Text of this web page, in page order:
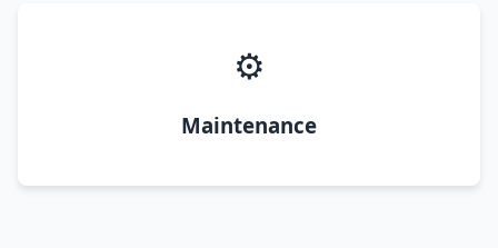
⚙️
Maintenance